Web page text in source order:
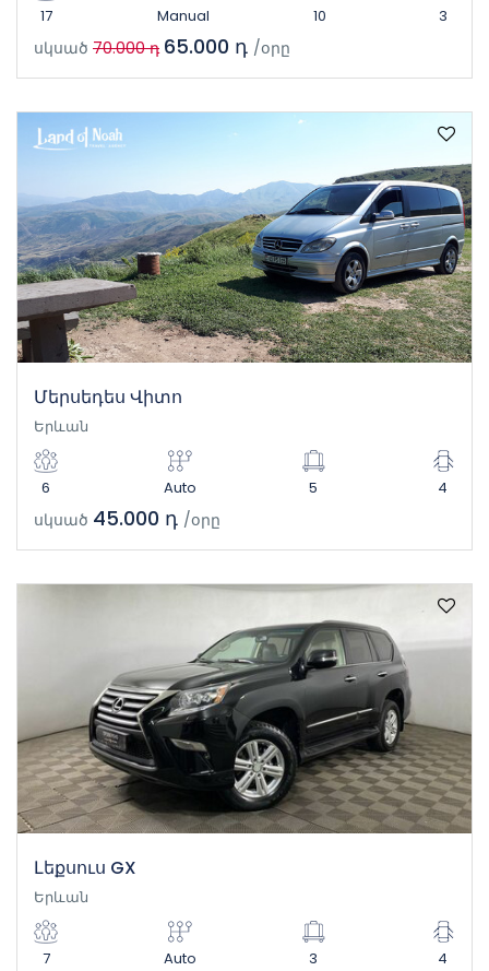
17 Manual 10 3
սկսած 70.000 դ 65.000 դ /օրը
Մերսեդես Վիտո
Երևան
6 Auto 5 4
սկսած 45.000 դ /օրը
Լեքսուս GX
Երևան
7 Auto 3 4